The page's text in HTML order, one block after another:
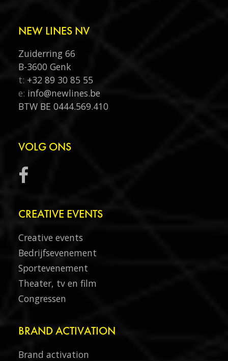
NEW LINES NV
Zuiderring 66
B-3600 Genk
t: +32 89 30 85 55‬
e: info@newlines.be
BTW BE 0444.569.410
VOLG ONS
CREATIVE EVENTS
Creative events
Bedrijfsevenement
Sportevenement
Theater, tv en film
Congressen
BRAND ACTIVATION
Brand activation